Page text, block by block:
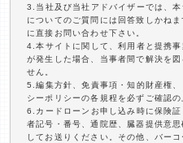
3.当社及び当社アドバイザーでは、
についてのご質問には回答致しかね
に直接お問い合わせ下さい。
4.本サイトに関して、利用者と提携
が発生した場合、当事者間で解決を
せん。
5.編集方針、免責事項・知的財産権
シーポリシーの各規程を必ずご確認
6.カードローンお申し込み時に保険
者記号・番号、通院歴、臓器提供意
してお送りください。その他、バー